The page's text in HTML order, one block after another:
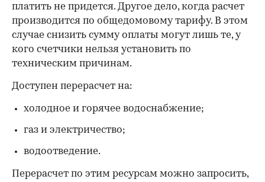
платить не придется. Другое дело, когда расчет
производится по общедомовому тарифу. В этом
случае снизить сумму оплаты могут лишь те, у
кого счетчики нельзя установить по
техническим причинам.
Доступен перерасчет на:
холодное и горячее водоснабжение;
газ и электричество;
водоотведение.
Перерасчет по этим ресурсам можно запросить,